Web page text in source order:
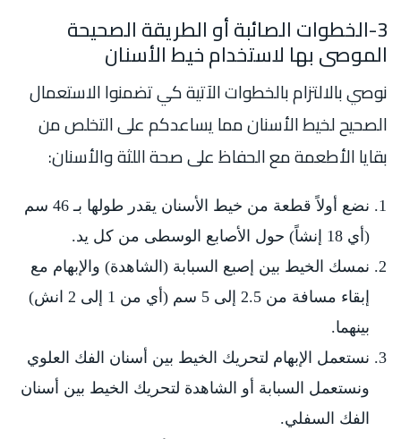
3-الخطوات الصائبة أو الطريقة الصحيحة
الموصى بها لاستخدام خيط الأسنان
نوصي بالالتزام بالخطوات الآتية كي تضمنوا الاستعمال
الصحيح لخيط الأسنان مما يساعدكم على التخلص من
بقايا الأطعمة مع الحفاظ على صحة اللثة والأسنان:
نضع أولاً قطعة من خيط الأسنان يقدر طولها بـ 46 سم
(أي 18 إنشاً) حول الأصابع الوسطى من كل يد.
نمسك الخيط بين إصبع السبابة (الشاهدة) والإبهام مع
إبقاء مسافة من 2.5 إلى 5 سم (أي من 1 إلى 2 انش)
بينهما.
نستعمل الإبهام لتحريك الخيط بين أسنان الفك العلوي
ونستعمل السبابة أو الشاهدة لتحريك الخيط بين أسنان
الفك السفلي.